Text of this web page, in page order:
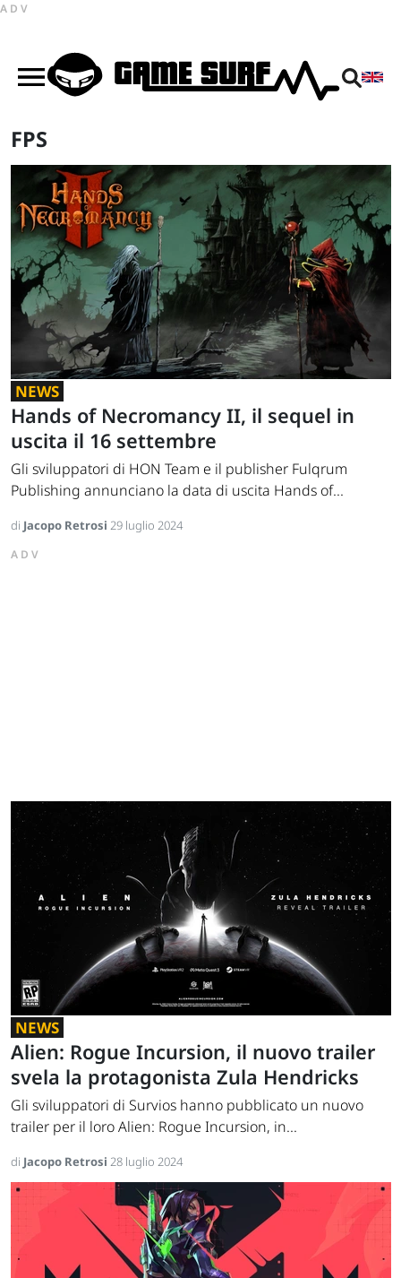
ADV
FPS
NEWS
Hands of Necromancy II, il sequel in
uscita il 16 settembre
Gli sviluppatori di HON Team e il publisher Fulqrum
Publishing annunciano la data di uscita Hands of...
di Jacopo Retrosi 29 luglio 2024
ADV
NEWS
Alien: Rogue Incursion, il nuovo trailer
svela la protagonista Zula Hendricks
Gli sviluppatori di Survios hanno pubblicato un nuovo
trailer per il loro Alien: Rogue Incursion, in...
di Jacopo Retrosi 28 luglio 2024